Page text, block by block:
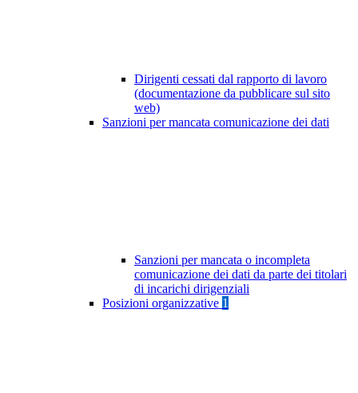
Dirigenti cessati dal rapporto di lavoro
(documentazione da pubblicare sul sito
web)
Sanzioni per mancata comunicazione dei dati
Sanzioni per mancata o incompleta
comunicazione dei dati da parte dei titolari
di incarichi dirigenziali
Posizioni organizzative 1